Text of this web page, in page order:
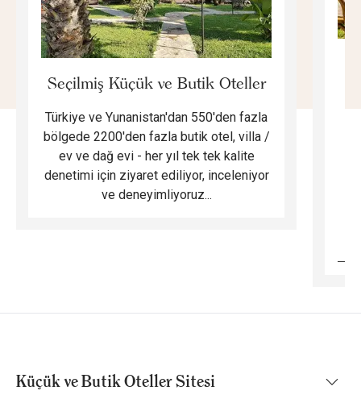
Seçilmiş Küçük ve Butik Oteller
Türkiye ve Yunanistan'dan 550'den fazla
bölgede 2200'den fazla butik otel, villa /
ev ve dağ evi - her yıl tek tek kalite
denetimi için ziyaret ediliyor, inceleniyor
ve deneyimliyoruz...
Küçük ve Butik Oteller Sitesi